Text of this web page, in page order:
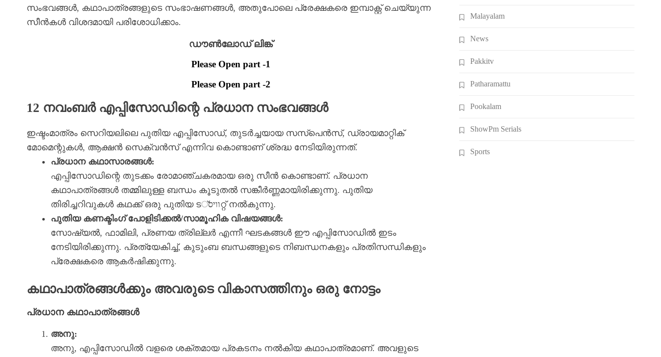
സംഭവങ്ങൾ, കഥാപാത്രങ്ങളുടെ സംഭാഷണങ്ങൾ, അതുപോലെ പ്രേക്ഷകരെ ഇമ്പാക്റ്റ് ചെയ്യുന്ന
സീൻകൾ വിശദമായി പരിശോധിക്കാം.
ഡൗൺലോഡ് ലിങ്ക്
Please Open part -1
Please Open part -2
12 നവംബർ എപ്പിസോഡിന്റെ പ്രധാന സംഭവങ്ങൾ
ഇഷ്ടംമാത്രം സെറിയലിലെ പുതിയ എപ്പിസോഡ്, തുടർച്ചയായ സസ്പെൻസ്, ഡ്രായമാറ്റിക്
മോമെന്റുകൾ, ആക്ഷൻ സെക്വൻസ് എന്നിവ കൊണ്ടാണ് ശ്രദ്ധ നേടിയിരുന്നത്.
പ്രധാന കഥാസാരങ്ങൾ:
എപ്പിസോഡിന്റെ തുടക്കം രോമാഞ്ചകരമായ ഒരു സീൻ കൊണ്ടാണ്. പ്രധാന
കഥാപാത്രങ്ങൾ തമ്മിലുള്ള ബന്ധം കൂടുതല്‍ സങ്കീർണ്ണമായിരിക്കുന്നു. പുതിയ
തിരിച്ചറിവുകൾ കഥക്ക് ഒരു പുതിയ ടוויס്റ്റ് നൽകുന്നു.
പുതിയ കണക്ടിംഗ് പോളിടിക്കൽ/സാമൂഹിക വിഷയങ്ങൾ:
സോഷ്യൽ, ഫാമിലി, പ്രണയ ത്രില്ലർ എന്നീ ഘടകങ്ങൾ ഈ എപ്പിസോഡിൽ ഇടം
നേടിയിരിക്കുന്നു. പ്രത്യേകിച്ച്, കുടുംബ ബന്ധങ്ങളുടെ നിബന്ധനകളും പ്രതിസന്ധികളും
പ്രേക്ഷകരെ ആകർഷിക്കുന്നു.
കഥാപാത്രങ്ങൾക്കും അവരുടെ വികാസത്തിനും ഒരു നോട്ടം
പ്രധാന കഥാപാത്രങ്ങൾ
അനു:
അനു, എപ്പിസോഡിൽ വളരെ ശക്തമായ പ്രകടനം നൽകിയ കഥാപാത്രമാണ്. അവളുടെ
Malayalam
News
Pakkitv
Patharamattu
Pookalam
ShowPm Serials
Sports